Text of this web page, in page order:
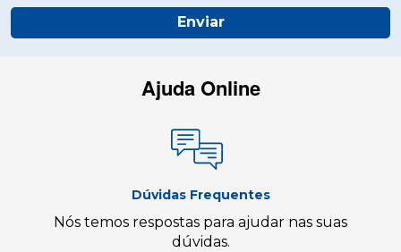
Enviar
Ajuda Online
Dúvidas Frequentes
Nós temos respostas para ajudar nas suas
dúvidas.